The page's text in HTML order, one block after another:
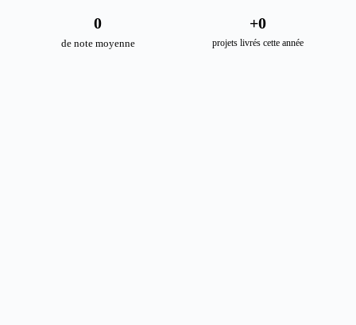
de note moyenne
0
projets livrés cette année
+0